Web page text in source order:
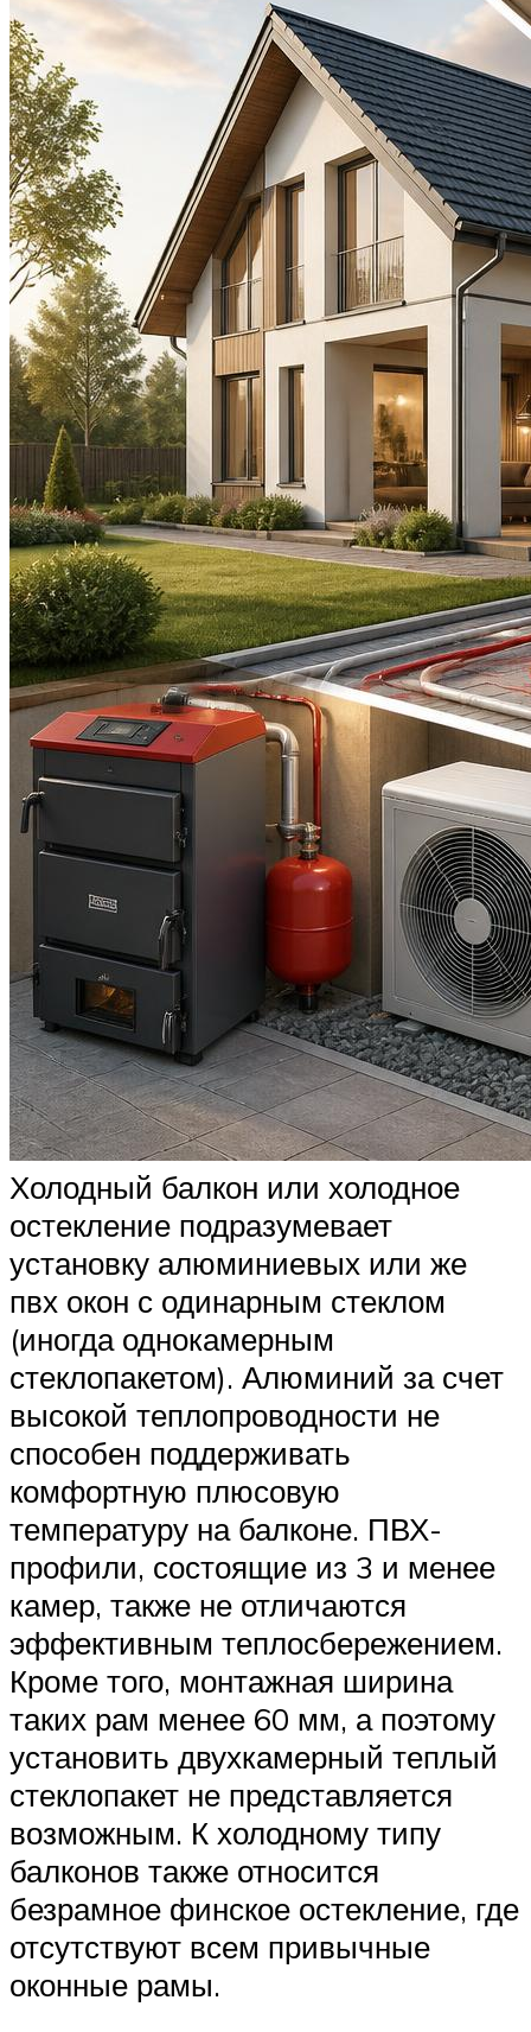
Холодный балкон или холодное
остекление подразумевает
установку алюминиевых или же
пвх окон с одинарным стеклом
(иногда однокамерным
стеклопакетом). Алюминий за счет
высокой теплопроводности не
способен поддерживать
комфортную плюсовую
температуру на балконе. ПВХ-
профили, состоящие из 3 и менее
камер, также не отличаются
эффективным теплосбережением.
Кроме того, монтажная ширина
таких рам менее 60 мм, а поэтому
установить двухкамерный теплый
стеклопакет не представляется
возможным. К холодному типу
балконов также относится
безрамное финское остекление, где
отсутствуют всем привычные
оконные рамы.